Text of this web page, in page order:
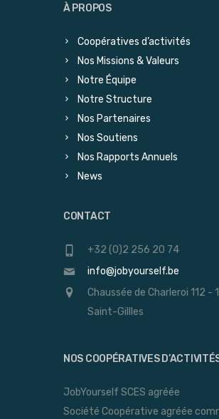
À PROPOS
Coopératives d’activités
Nos Missions & Valeurs
Notre Équipe
Notre Structure
Nos Partenaires
Nos Soutiens
Nos Rapports Annuels
News
CONTACT
+32 (0)2 256 20 74
info@jobyourself.be
Chaussée de Charleroi 112 -
Saint-Gillles
NOS COOPÉRATIVES
JobYourself SCES agréée
Société Coopérative agréée